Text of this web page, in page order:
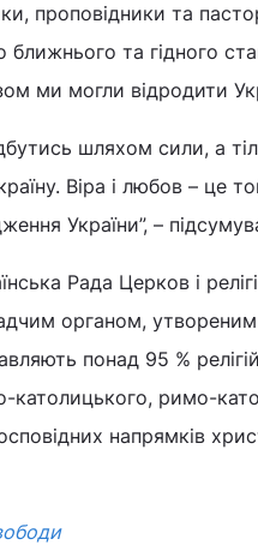
проповідники та
ближнього та гідного
ми могли відродити
шляхом сили, а
Віра і любов – це
України”, –
Рада Церков і
органом, утвореним
понад 95 %
католицького, римо-
напрямків